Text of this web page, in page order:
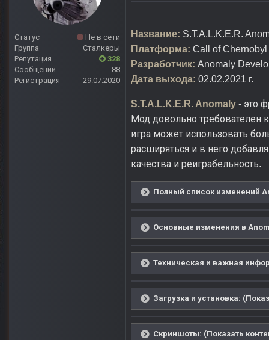
Статус
Не в сети
Группа
Сталкеры
Репутация
328
Сообщений
88
Регистрация
29.07.2020
Название: S.T.A.L.K.E.R.
Платформа: Call of
Разработчик: Anomaly
Дата выхода: 02.02.2021 г.
S.T.A.L.K.E.R. Anomaly - это
Мод довольно требователен
игра может использовать
расширяться и в него
качества и реиграбельность.
Полный список изменений
Основные изменения в
Техническая и важная
Загрузка и установка:
Скриншоты: (Показать